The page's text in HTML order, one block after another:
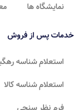
نمایشگاه ها
خدمات پس از فروش
استعلام شناسه
استعلام شناسه کالا